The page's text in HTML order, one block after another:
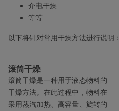
介电干燥
等等
以下将针对常用干燥方法进行说明：
滚筒干燥
滚筒干燥是一种用于液态物料的
干燥方法。在此过程中，物料在
采用蒸汽加热、高容量、旋转的